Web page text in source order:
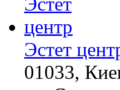
Скрытые признаки
рака: на такое никто
не обращает
Королева вагона
отожгла! Видео не
оставит равнодушным
Эстет
01033,